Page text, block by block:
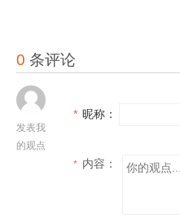
0 条评论
发表我
的观点
* 昵称：
* 内容：